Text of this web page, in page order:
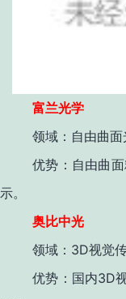
富兰光学
领域 ：自由曲面
优势 ：自由曲
示。
奥比中光
领域 ： 3D视觉
优势 ：国内3D